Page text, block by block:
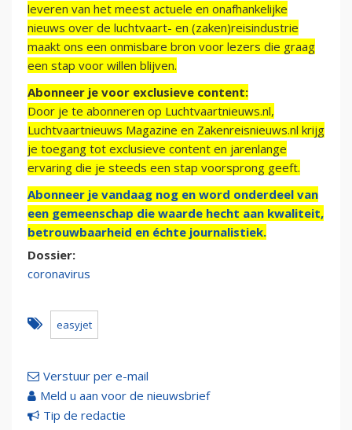
leveren van het meest actuele en onafhankelijke
nieuws over de luchtvaart- en (zaken)reisindustrie
maakt ons een onmisbare bron voor lezers die graag
een stap voor willen blijven.
Abonneer je voor exclusieve content:
Door je te abonneren op Luchtvaartnieuws.nl,
Luchtvaartnieuws Magazine en Zakenreisnieuws.nl krijg
je toegang tot exclusieve content en jarenlange
ervaring die je steeds een stap voorsprong geeft.
Abonneer je vandaag nog en word onderdeel van
een gemeenschap die waarde hecht aan kwaliteit,
betrouwbaarheid en échte journalistiek.
Dossier:
coronavirus
easyjet
Verstuur per e-mail
Meld u aan voor de nieuwsbrief
Tip de redactie